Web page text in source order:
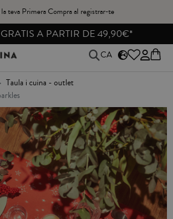
teva Primera Compra al registrar-te
FINS -40%
CA
taula i cuina - outlet